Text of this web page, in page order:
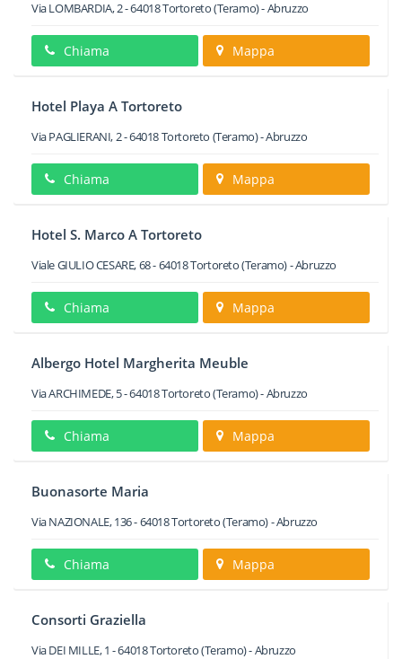
Via LOMBARDIA, 2-64018Tortoreto(Teramo) -Abruzzo
Chiama Mappa
Hotel Playa A Tortoreto
Via PAGLIERANI, 2-64018Tortoreto (Teramo) -Abruzzo
Chiama Mappa
Hotel S. Marco A Tortoreto
Viale GIULIO CESARE, 68-64018Tortoreto(Teramo) -Abruzzo
Chiama Mappa
Albergo Hotel Margherita Meuble
Via ARCHIMEDE, 5-64018Tortoreto(Teramo) -Abruzzo
Chiama Mappa
Buonasorte Maria
Via NAZIONALE, 136-64018Tortoreto(Teramo) -Abruzzo
Chiama Mappa
Consorti Graziella
Via DEI MILLE, 1 -64018Tortoreto(Teramo) -Abruzzo